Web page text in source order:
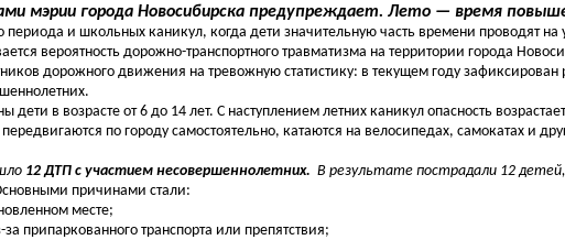
мэрии города Новосибирска предупреждает. Лето — время
и школьных каникул, когда дети значительную часть времени проводят на
вероятность дорожно-транспортного травматизма на территории города
дорожного движения на тревожную статистику: в текущем году зафиксирован
в возрасте от 6 до 14 лет. С наступлением летних каникул опасность
по городу самостоятельно, катаются на велосипедах, самокатах и
12 ДТП с участием несовершеннолетних. В результате пострадали 12
причинами стали:
месте;
припаркованного транспорта или препятствия;